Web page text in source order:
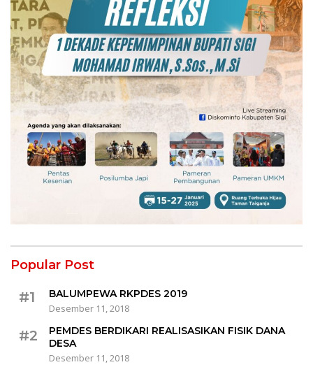
Popular Post
#1
BALUMPEWA RKPDES 2019
Desember 11, 2018
#2
PEMDES BERDIKARI REALISASIKAN FISIK DANA
DESA
Desember 11, 2018